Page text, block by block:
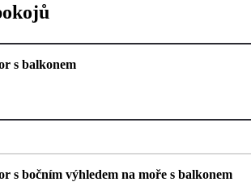
s balkonem
s bočním výhledem na moře s balkonem